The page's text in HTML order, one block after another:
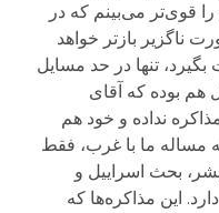
قوی‌تر می‌بینم که در
بازتر خواهد
تنها در حد مسایل
هم بوده که آقای
نداده و خود هم
مساله ما با غرب، فقط
بحث اسراییل و
این مذاکره‌ها که